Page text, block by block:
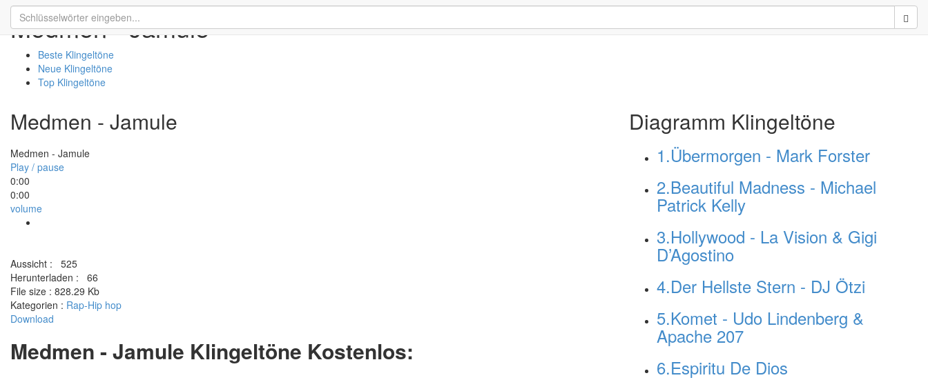
Medmen - Jamule
Beste Klingeltöne
Neue Klingeltöne
Top Klingeltöne
Medmen - Jamule
Medmen - Jamule
Play / pause
0:00
0:00
volume
Aussicht :
525
Herunterladen :
66
File size : 828.29 Kb
Kategorien : Rap-Hip hop
Download
Medmen - Jamule Klingeltöne Kostenlos:
Diagramm Klingeltöne
1.Übermorgen - Mark Forster
2.Beautiful Madness - Michael
Patrick Kelly
3.Hollywood - La Vision & Gigi
D’Agostino
4.Der Hellste Stern - DJ Ötzi
5.Komet - Udo Lindenberg &
Apache 207
6.Espiritu De Dios